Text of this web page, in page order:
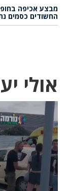
מבצע אכיפה
החשודים כסמים
אולי